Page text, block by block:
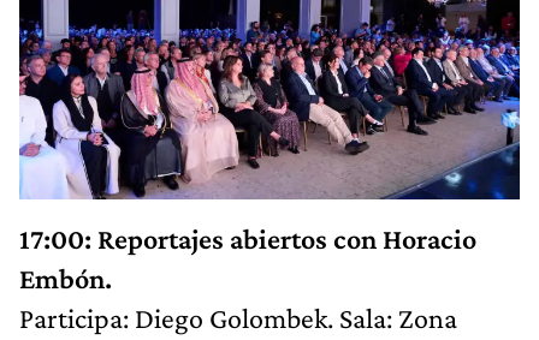
17:00: Reportajes abiertos con Horacio
Embón.
Participa: Diego Golombek. Sala: Zona